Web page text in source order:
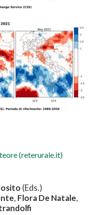
(reterurale.it)
(Eds.)
, Flora De Natale,